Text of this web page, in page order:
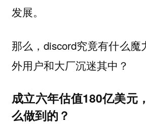
发展。
那么，discord究竟有什么魔
外用户和大厂沉迷其中？
成立六年估值180亿美元
么做到的？